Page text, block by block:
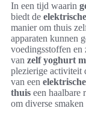
In een tijd waarin
biedt de
manier om thuis
apparaten kunnen
voedingsstoffen en
van zelf yoghurt
plezierige activiteit
van een
thuis een haalbare
om diverse